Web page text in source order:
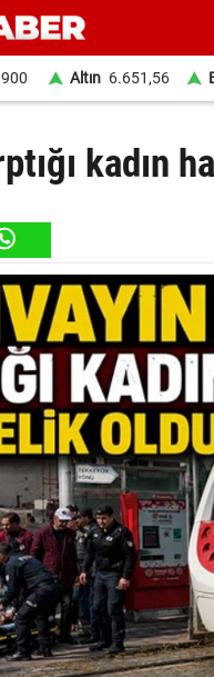
Altın 6.651,56
kadın